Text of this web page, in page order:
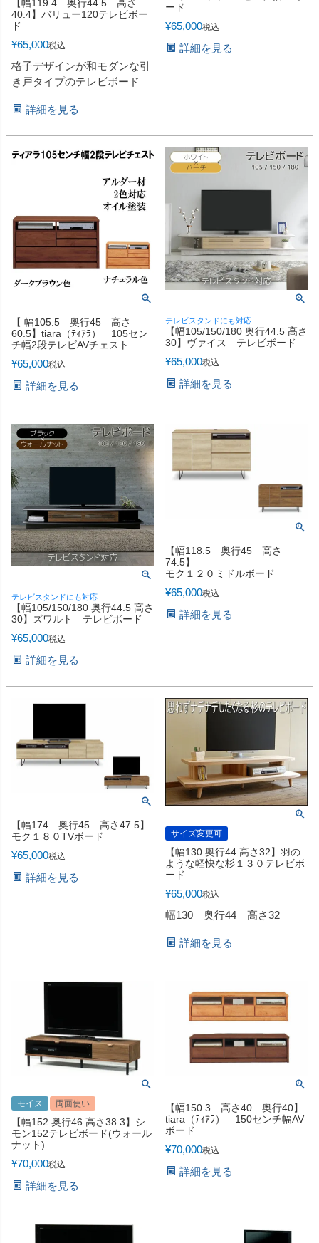
【幅119.4 奥行44.5 高さ
40.4】バリュー120テレビボー
ド
¥65,000税込
格子デザインが和モダンな引
き戸タイプのテレビボード
詳細を見る
ード
¥65,000税込
詳細を見る
【 幅105.5 奥行45 高さ
60.5】tiara（ﾃｨｱﾗ） 105セン
チ幅2段テレビAVチェスト
¥65,000税込
詳細を見る
テレビスタンドにも対応
【幅105/150/180 奥行44.5 高さ
30】ヴァイス テレビボード
¥65,000税込
詳細を見る
テレビスタンドにも対応
【幅105/150/180 奥行44.5 高さ
30】ズワルト テレビボード
¥65,000税込
詳細を見る
【幅118.5 奥行45 高さ
74.5】
モク１２０ミドルボード
¥65,000税込
詳細を見る
【幅174 奥行45 高さ47.5】
モク１８０TVボード
¥65,000税込
詳細を見る
サイズ変更可
【幅130 奥行44 高さ32】羽の
ような軽快な杉１３０テレビボ
ード
¥65,000税込
幅130 奥行44 高さ32
詳細を見る
モイス 両面使い
【幅152 奥行46 高さ38.3】シ
モン152テレビボード(ウォール
ナット)
¥70,000税込
詳細を見る
【幅150.3 高さ40 奥行40】
tiara（ﾃｨｱﾗ） 150センチ幅AV
ボード
¥70,000税込
詳細を見る